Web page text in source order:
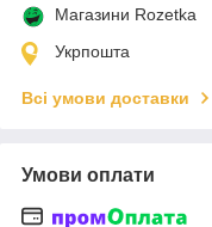
Магазини Rozetka
Укрпошта
Всі умови доставки
Умови оплати